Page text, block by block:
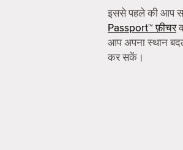
इससे पहले की आप
Passport™ फ़ीचर
आप अपना स्थान
कर सकें।